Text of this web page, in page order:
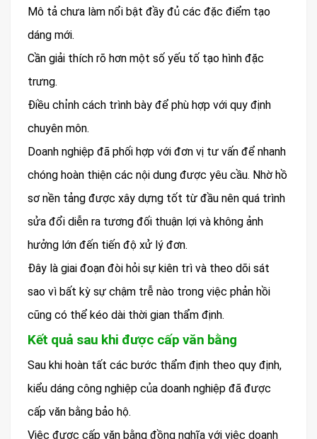
Mô tả chưa làm nổi bật đầy đủ các đặc điểm tạo
dáng mới.
Cần giải thích rõ hơn một số yếu tố tạo hình đặc
trưng.
Điều chỉnh cách trình bày để phù hợp với quy định
chuyên môn.
Doanh nghiệp đã phối hợp với đơn vị tư vấn để nhanh
chóng hoàn thiện các nội dung được yêu cầu. Nhờ hồ
sơ nền tảng được xây dựng tốt từ đầu nên quá trình
sửa đổi diễn ra tương đối thuận lợi và không ảnh
hưởng lớn đến tiến độ xử lý đơn.
Đây là giai đoạn đòi hỏi sự kiên trì và theo dõi sát
sao vì bất kỳ sự chậm trễ nào trong việc phản hồi
cũng có thể kéo dài thời gian thẩm định.
Kết quả sau khi được cấp văn bằng
Sau khi hoàn tất các bước thẩm định theo quy định,
kiểu dáng công nghiệp của doanh nghiệp đã được
cấp văn bằng bảo hộ.
Việc được cấp văn bằng đồng nghĩa với việc doanh